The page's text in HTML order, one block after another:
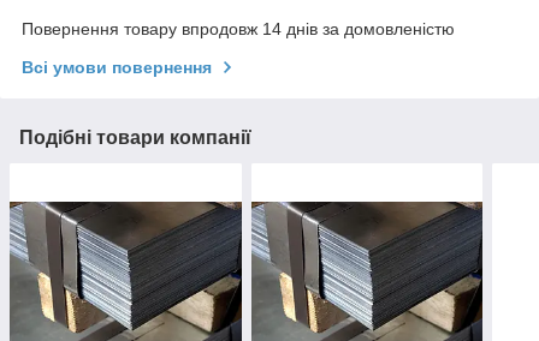
Повернення товару впродовж 14 днів за домовленістю
Всі умови повернення
Подібні товари компанії